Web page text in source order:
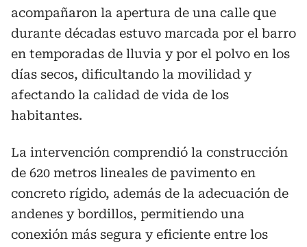
acompañaron la apertura de una calle que
durante décadas estuvo marcada por el barro
en temporadas de lluvia y por el polvo en los
días secos, dificultando la movilidad y
afectando la calidad de vida de los
habitantes.
La intervención comprendió la construcción
de 620 metros lineales de pavimento en
concreto rígido, además de la adecuación de
andenes y bordillos, permitiendo una
conexión más segura y eficiente entre los